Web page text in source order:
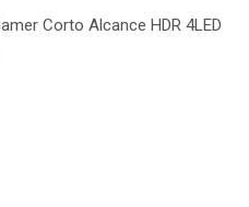
Corto Alcance HDR 4LED